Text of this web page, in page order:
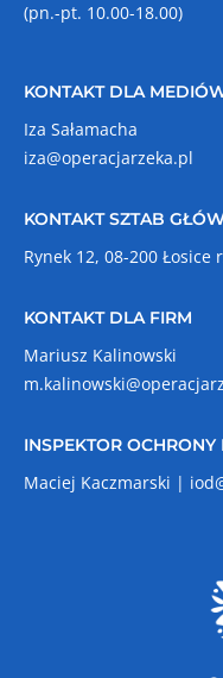
(pn.-pt. 10.00-18.00)
KONTAKT DLA
Iza Sałamacha
iza@operacjarzeka.pl
KONTAKT SZTAB
Rynek 12, 08-200 Łosice
KONTAKT DLA FIRM
Mariusz Kalinowski
INSPEKTOR
Maciej Kaczmarski |